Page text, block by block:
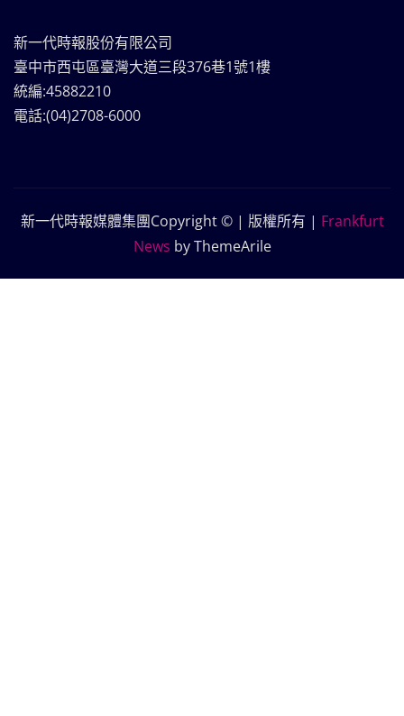
新一代時報股份有限公司
臺中市西屯區臺灣大道三段376巷1號1樓
統編:45882210
電話:(04)2708-6000
新一代時報媒體集團Copyright © | 版權所有 | Frankfurt
News by ThemeArile